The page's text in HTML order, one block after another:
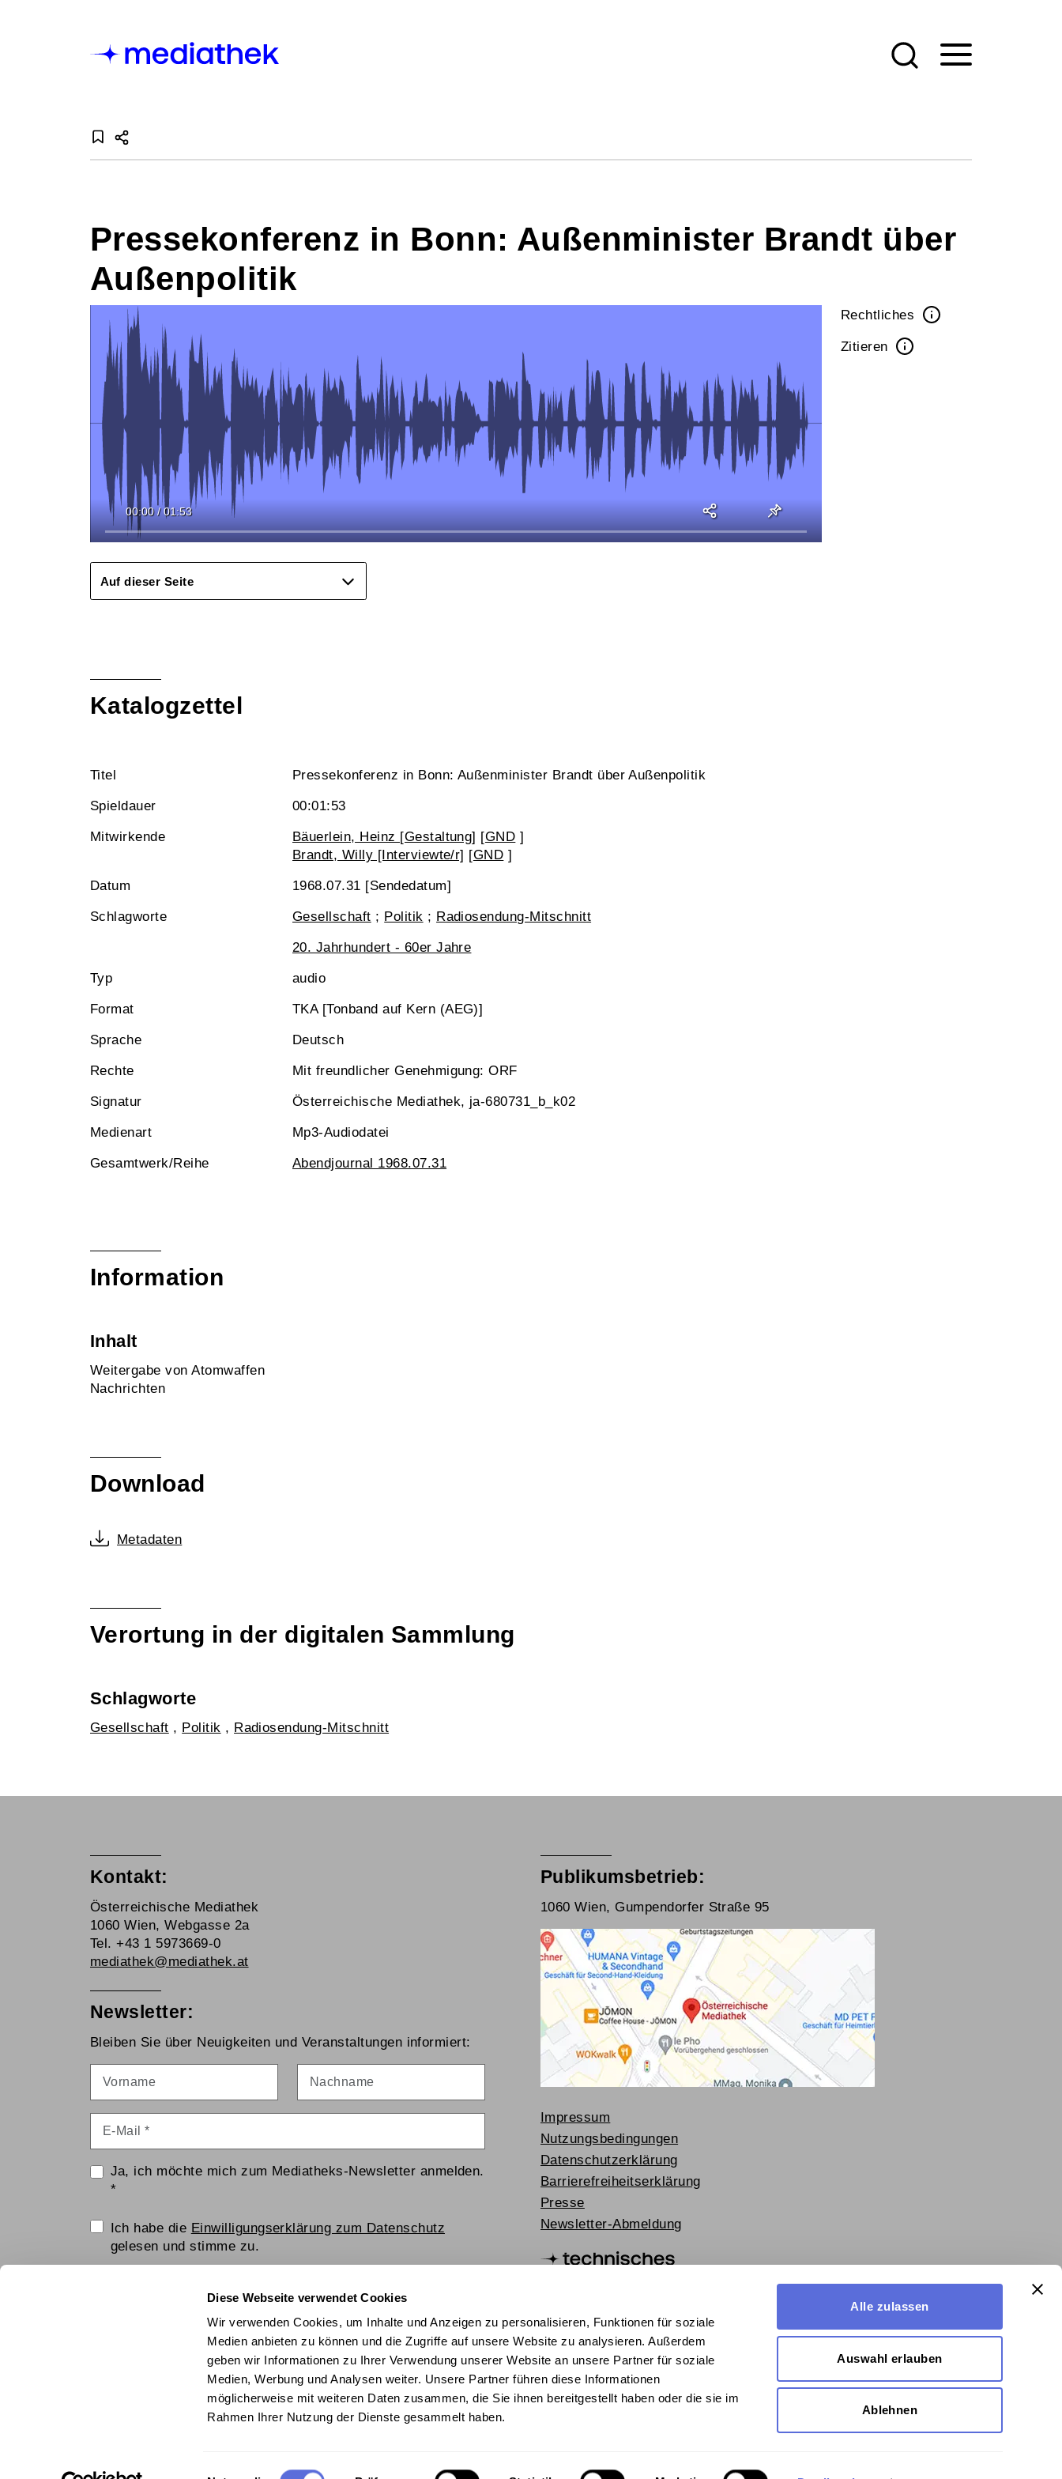
Diese Webseite verwendet Cookies
Wir verwenden Cookies, um Inhalte und Anzeigen zu personalisieren, Funktionen für soziale
Medien anbieten zu können und die Zugriffe auf unsere Website zu analysieren. Außerdem
geben wir Informationen zu Ihrer Verwendung unserer Website an unsere Partner für soziale
Medien, Werbung und Analysen weiter. Unsere Partner führen diese Informationen
möglicherweise mit weiteren Daten zusammen, die Sie ihnen bereitgestellt haben oder die sie im
Rahmen Ihrer Nutzung der Dienste gesammelt haben.
Einwilligungsauswahl
Alle zulassen
Auswahl erlauben
Ablehnen
Pressekonferenz in Bonn: Außenminister Brandt über
Außenpolitik
00:00 / 01:53
Rechtliches
Zitieren
Auf dieser Seite
Katalogzettel
Titel Pressekonferenz in Bonn: Außenminister Brandt über Außenpolitik
Spieldauer 00:01:53
Mitwirkende Bäuerlein, Heinz [Gestaltung] [GND ]
Brandt, Willy [Interviewte/r] [GND ]
Datum 1968.07.31 [Sendedatum]
Schlagworte Gesellschaft ; Politik ; Radiosendung-Mitschnitt
20. Jahrhundert - 60er Jahre
Typ audio
Format TKA [Tonband auf Kern (AEG)]
Sprache Deutsch
Rechte Mit freundlicher Genehmigung: ORF
Signatur Österreichische Mediathek, ja-680731_b_k02
Medienart Mp3-Audiodatei
Gesamtwerk/Reihe Abendjournal 1968.07.31
Information
Inhalt
Weitergabe von Atomwaffen
Nachrichten
Download
Metadaten
Verortung in der digitalen Sammlung
Schlagworte
Gesellschaft , Politik , Radiosendung-Mitschnitt
Kontakt:
Österreichische Mediathek
1060 Wien, Webgasse 2a
Tel. +43 1 5973669-0
mediathek@mediathek.at
Newsletter:
Bleiben Sie über Neuigkeiten und Veranstaltungen informiert:
Ja, ich möchte mich zum Mediatheks-Newsletter anmelden.
*
Einwilligungserklärung
Ich habe die Einwilligungserklärung zum Datenschutz
gelesen und stimme zu.
Hier klicken
FriendlyCaptcha ⇗
Publikumsbetrieb:
1060 Wien, Gumpendorfer Straße 95
Impressum
Nutzungsbedingungen
Datenschutzerklärung
Barrierefreiheitserklärung
Presse
Newsletter-Abmeldung
© Technisches Museum Wien mit Österreichischer Mediathek 2024